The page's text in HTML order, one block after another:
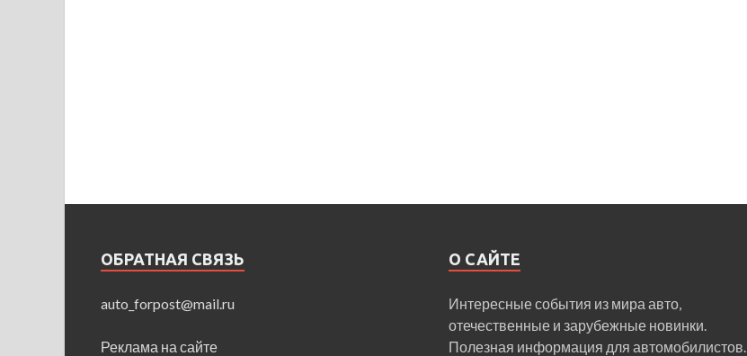
ОБРАТНАЯ СВЯЗЬ
auto_forpost@mail.ru
Реклама на сайте
О САЙТЕ
Интересные события из мира авто,
отечественные и зарубежные новинки.
Полезная информация для автомобилистов.